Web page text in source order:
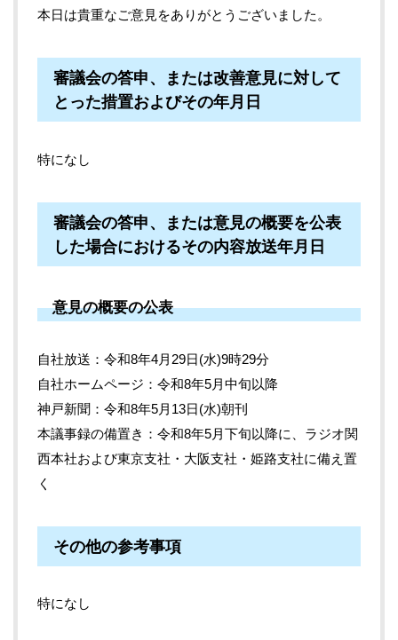
本日は貴重なご意見をありがとうございました。
審議会の答申、または改善意見に対して
とった措置およびその年月日
特になし
審議会の答申、または意見の概要を公表
した場合におけるその内容放送年月日
意見の概要の公表
自社放送：令和8年4月29日(水)9時29分
自社ホームページ：令和8年5月中旬以降
神戸新聞：令和8年5月13日(水)朝刊
本議事録の備置き：令和8年5月下旬以降に、ラジオ関
西本社および東京支社・大阪支社・姫路支社に備え置
く
その他の参考事項
特になし